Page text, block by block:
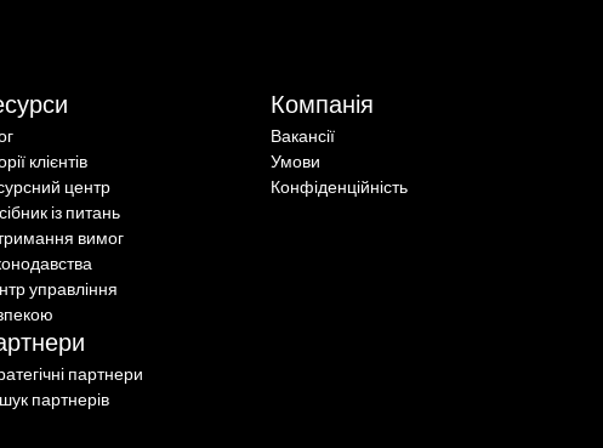
клієнтів
центр
із питань
вимог
управління
партнери
партнерів
Компанія
Вакансії
Умови
Конфіденційність